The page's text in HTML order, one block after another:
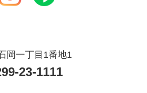
岡一丁目1番地1
23-1111